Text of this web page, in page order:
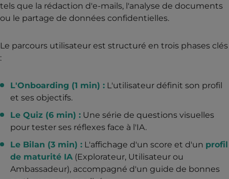
tels que la rédaction d'e-mails, l'analyse de documents
ou le partage de données confidentielles.
Le parcours utilisateur est structuré en trois phases clés
:
L'Onboarding (1 min) : L'utilisateur définit son profil
et ses objectifs.
Le Quiz (6 min) : Une série de questions visuelles
pour tester ses réflexes face à l'IA.
Le Bilan (3 min) : L'affichage d'un score et d'un profil
de maturité IA (Explorateur, Utilisateur ou
Ambassadeur), accompagné d'un guide de bonnes